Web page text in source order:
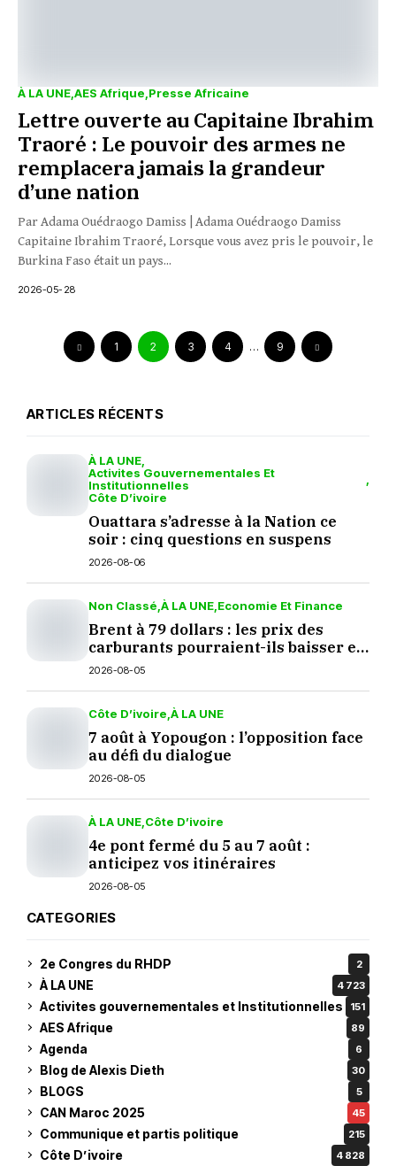
À LA UNE AES Afrique Presse Africaine
Lettre ouverte au Capitaine Ibrahim
Traoré : Le pouvoir des armes ne
remplacera jamais la grandeur
d’une nation
Par Adama Ouédraogo Damiss | Adama Ouédraogo Damiss
Capitaine Ibrahim Traoré, Lorsque vous avez pris le pouvoir, le
Burkina Faso était un pays...
2026-05-28
1 2 3 4 … 9
ARTICLES RÉCENTS
À LA UNE
Activites Gouvernementales Et
Institutionnelles
Côte D’ivoire
Ouattara s’adresse à la Nation ce
soir : cinq questions en suspens
2026-08-06
Non Classé À LA UNE Economie Et Finance
Brent à 79 dollars : les prix des
carburants pourraient-ils baisser en
septembre ?
2026-08-05
Côte D’ivoire À LA UNE
7 août à Yopougon : l’opposition face
au défi du dialogue
2026-08-05
À LA UNE Côte D’ivoire
4e pont fermé du 5 au 7 août :
anticipez vos itinéraires
2026-08-05
CATEGORIES
2e Congres du RHDP 2
À LA UNE 4 723
Activites gouvernementales et Institutionnelles 151
AES Afrique 89
Agenda 6
Blog de Alexis Dieth 30
BLOGS 5
CAN Maroc 2025 45
Communique et partis politique 215
Côte D’ivoire 4 828